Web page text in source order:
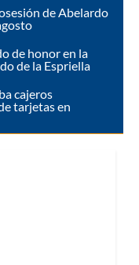
de Abelardo
de honor en la
de la Espriella
cajeros
tarjetas en